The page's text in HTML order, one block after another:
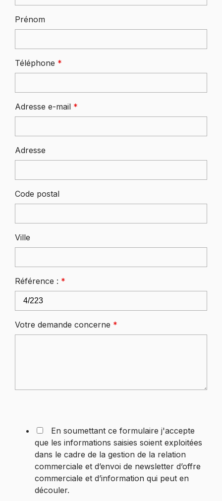
Prénom
Téléphone *
Adresse e-mail *
Adresse
Code postal
Ville
Référence : *
Votre demande concerne *
En soumettant ce formulaire j'accepte
que les informations saisies soient exploitées
dans le cadre de la gestion de la relation
commerciale et d’envoi de newsletter d’offre
commerciale et d’information qui peut en
découler.